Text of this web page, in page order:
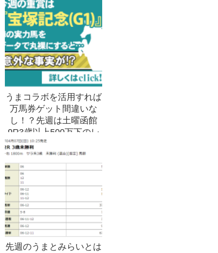
うまコラボを活用すれば
万馬券ゲット間違いな
し！？先週は土曜函館
9R3歳以上500万下のレ
ースで3連単64,020円ゲ
ット！！
先週のうまとみらいとは